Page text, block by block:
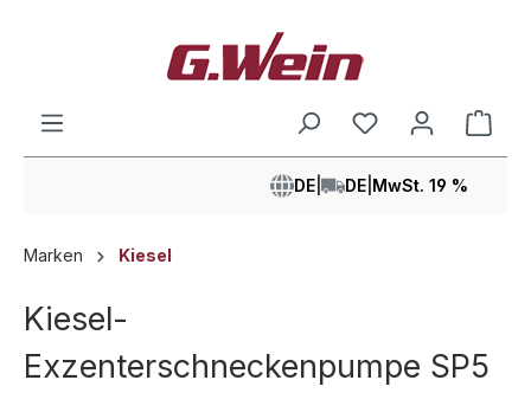
DE DE MwSt. 19 %
Marken Kiesel
Kiesel-
Exzenterschneckenpumpe SP5